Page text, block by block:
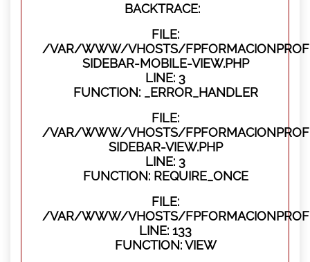
BACKTRACE:
FILE:
/VAR/WWW/VHOSTS/
SIDEBAR-MOBILE-VIEW.PHP
LINE: 3
FUNCTION: _ERROR_HANDLER
FILE:
/VAR/WWW/VHOSTS/
SIDEBAR-VIEW.PHP
LINE: 3
FUNCTION: REQUIRE_ONCE
FILE:
/VAR/WWW/VHOSTS/
LINE: 133
FUNCTION: VIEW